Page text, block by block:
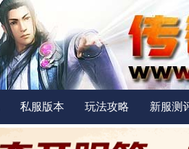
私服版本 玩法攻略 新服测